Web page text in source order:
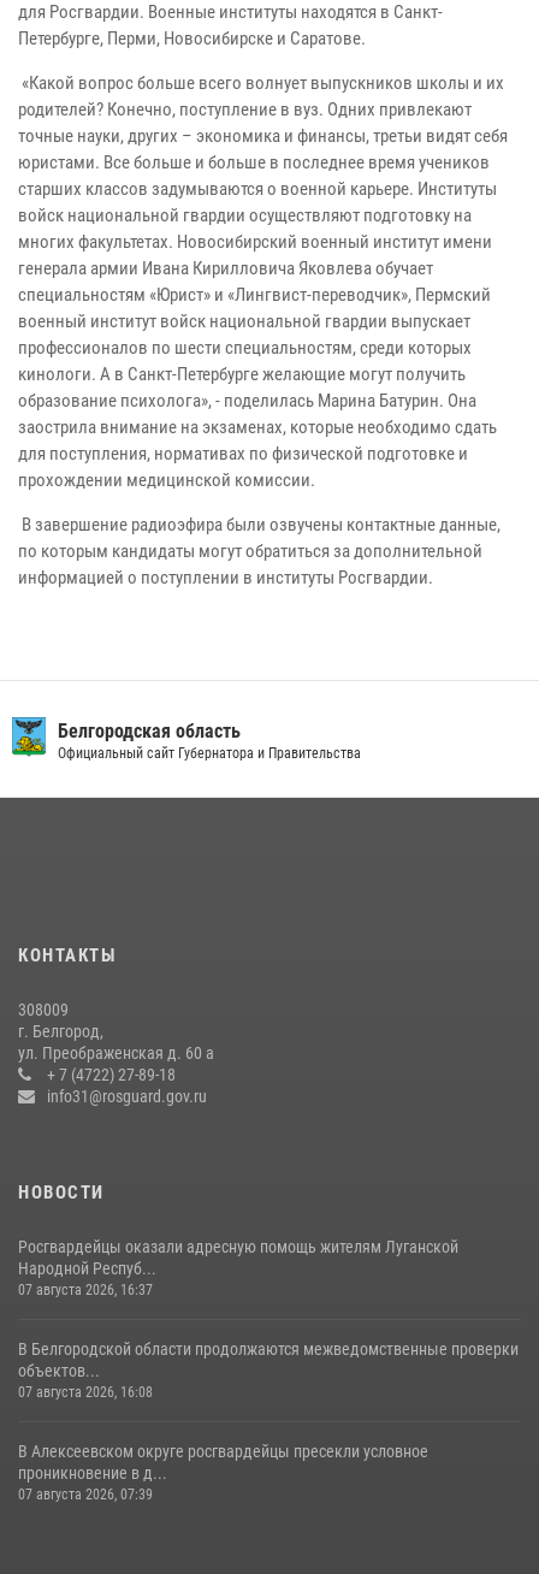
для Росгвардии. Военные институты находятся в Санкт-
Петербурге, Перми, Новосибирске и Саратове.
«Какой вопрос больше всего волнует выпускников школы и их
родителей? Конечно, поступление в вуз. Одних привлекают
точные науки, других – экономика и финансы, третьи видят себя
юристами. Все больше и больше в последнее время учеников
старших классов задумываются о военной карьере. Институты
войск национальной гвардии осуществляют подготовку на
многих факультетах. Новосибирский военный институт имени
генерала армии Ивана Кирилловича Яковлева обучает
специальностям «Юрист» и «Лингвист-переводчик», Пермский
военный институт войск национальной гвардии выпускает
профессионалов по шести специальностям, среди которых
кинологи. А в Санкт-Петербурге желающие могут получить
образование психолога», - поделилась Марина Батурин. Она
заострила внимание на экзаменах, которые необходимо сдать
для поступления, нормативах по физической подготовке и
прохождении медицинской комиссии.
В завершение радиоэфира были озвучены контактные данные,
по которым кандидаты могут обратиться за дополнительной
информацией о поступлении в институты Росгвардии.
Белгородская область
Официальный сайт Губернатора и Правительства
КОНТАКТЫ
308009
г. Белгород,
ул. Преображенская д. 60 а
+ 7 (4722) 27-89-18
info31@rosguard.gov.ru
НОВОСТИ
Росгвардейцы оказали адресную помощь жителям Луганской
Народной Респуб...
07 августа 2026, 16:37
В Белгородской области продолжаются межведомственные проверки
объектов...
07 августа 2026, 16:08
В Алексеевском округе росгвардейцы пресекли условное
проникновение в д...
07 августа 2026, 07:39